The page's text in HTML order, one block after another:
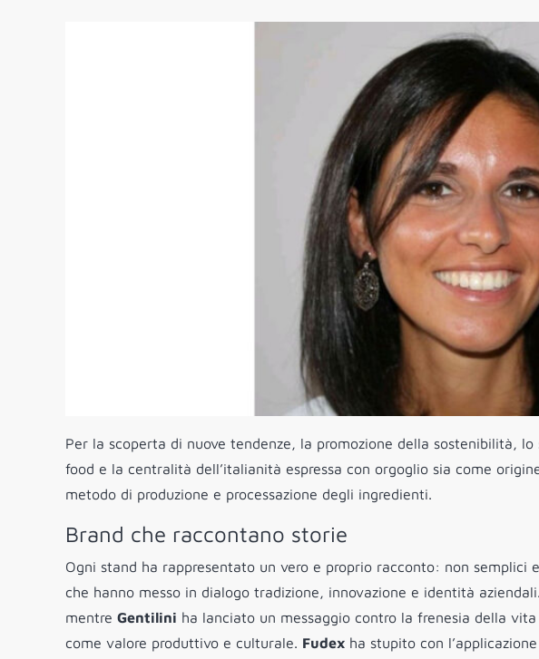
Per la scoperta di nuove tendenze, la promozione della sostenibilità,
food e la centralità dell’italianità espressa con orgoglio sia come
metodo di produzione e processazione degli ingredienti.
Brand che raccontano storie
Ogni stand ha rappresentato un vero e proprio racconto: non semplici
che hanno messo in dialogo tradizione, innovazione e identità aziendali.
mentre Gentilini ha lanciato un messaggio contro la frenesia della
come valore produttivo e culturale. Fudex ha stupito con